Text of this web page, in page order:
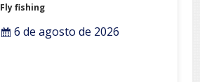
Fly fishing
6 de agosto de 2026